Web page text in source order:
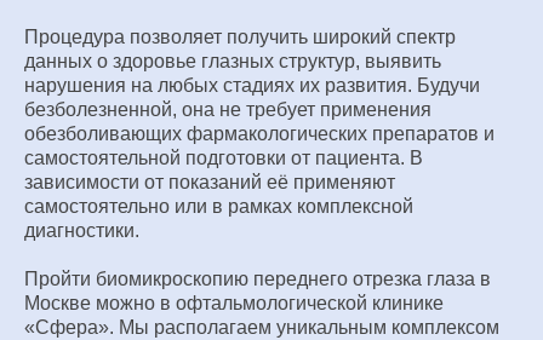
Процедура позволяет получить широкий спектр
данных о здоровье глазных структур, выявить
нарушения на любых стадиях их развития. Будучи
безболезненной, она не требует применения
обезболивающих фармакологических препаратов и
самостоятельной подготовки от пациента. В
зависимости от показаний её применяют
самостоятельно или в рамках комплексной
диагностики.
Пройти биомикроскопию переднего отрезка глаза в
Москве можно в офтальмологической клинике
«Сфера». Мы располагаем уникальным комплексом